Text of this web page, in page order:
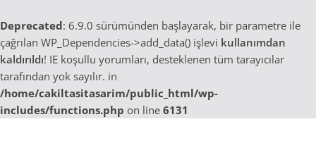
Deprecated: 6.9.0 sürümünden başlayarak, bir parametre ile
çağrılan WP_Dependencies->add_data() işlevi kullanımdan
kaldırıldı! IE koşullu yorumları, desteklenen tüm tarayıcılar
tarafından yok sayılır. in
/home/cakiltasitasarim/public_html/wp-
includes/functions.php on line 6131